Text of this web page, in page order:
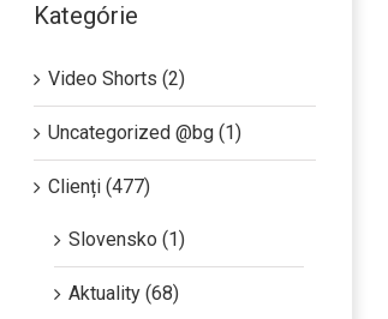
Kategórie
Video Shorts (2)
Uncategorized @bg (1)
Clienți (477)
Slovensko (1)
Aktuality (68)